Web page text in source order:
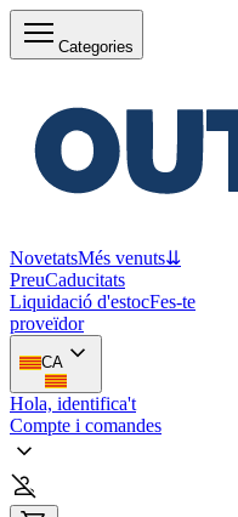
Categories
NovetatsMés venuts⇊
PreuCaducitats
Liquidació d'estocFes-te
proveïdor
CA
Hola, identifica't
Compte i comandes